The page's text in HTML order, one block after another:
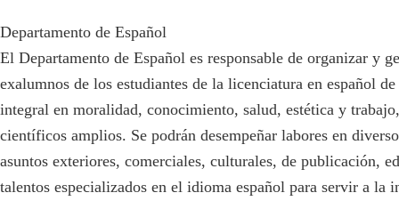
Departamento de Español
El Departamento de Español es responsable de organizar y
exalumnos de los estudiantes de la licenciatura en español
integral en moralidad, conocimiento, salud, estética y
científicos amplios. Se podrán desempeñar labores en
asuntos exteriores, comerciales, culturales, de publicación,
talentos especializados en el idioma español para servir a